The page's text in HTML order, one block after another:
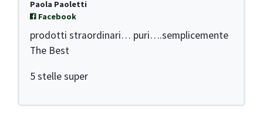
Paola Paoletti
Facebook
5
prodotti straordinari… puri….semplicemente
The Best
5 stelle super